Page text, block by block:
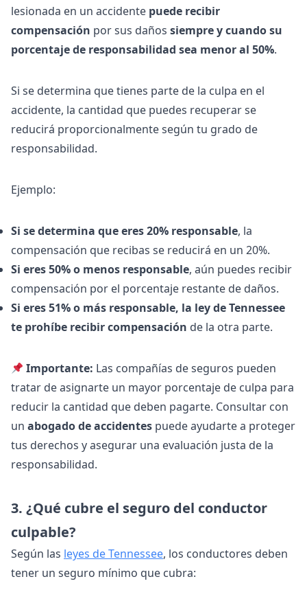
lesionada en un accidente puede recibir
compensación por sus daños siempre y cuando su
porcentaje de responsabilidad sea menor al 50%.
Si se determina que tienes parte de la culpa en el
accidente, la cantidad que puedes recuperar se
reducirá proporcionalmente según tu grado de
responsabilidad.
Ejemplo:
Si se determina que eres 20% responsable, la
compensación que recibas se reducirá en un 20%.
Si eres 50% o menos responsable, aún puedes recibir
compensación por el porcentaje restante de daños.
Si eres 51% o más responsable, la ley de Tennessee
te prohíbe recibir compensación de la otra parte.
Importante: Las compañías de seguros pueden
tratar de asignarte un mayor porcentaje de culpa para
reducir la cantidad que deben pagarte. Consultar con
un abogado de accidentes puede ayudarte a proteger
tus derechos y asegurar una evaluación justa de la
responsabilidad.
3. ¿Qué cubre el seguro del conductor
culpable?
Según las leyes de Tennessee, los conductores deben
tener un seguro mínimo que cubra: